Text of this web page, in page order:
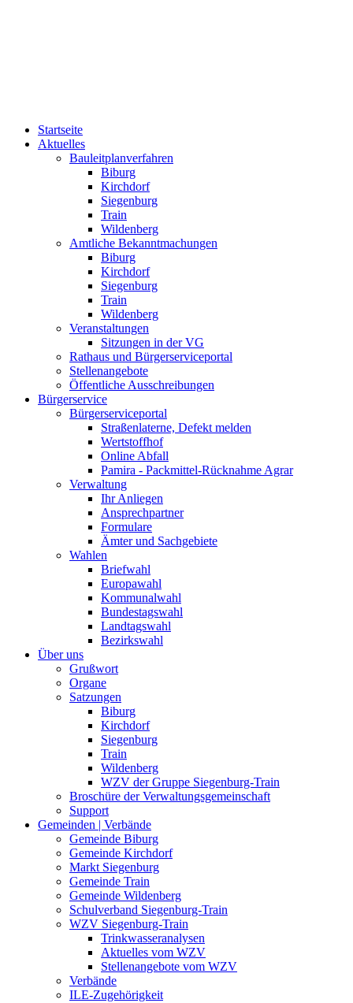
Startseite
Aktuelles
Bauleitplanverfahren
Biburg
Kirchdorf
Siegenburg
Train
Wildenberg
Amtliche Bekanntmachungen
Biburg
Kirchdorf
Siegenburg
Train
Wildenberg
Veranstaltungen
Sitzungen in der VG
Rathaus und Bürgerserviceportal
Stellenangebote
Öffentliche Ausschreibungen
Bürgerservice
Bürgerserviceportal
Straßenlaterne, Defekt melden
Wertstoffhof
Online Abfall
Pamira - Packmittel-Rücknahme Agrar
Verwaltung
Ihr Anliegen
Ansprechpartner
Formulare
Ämter und Sachgebiete
Wahlen
Briefwahl
Europawahl
Kommunalwahl
Bundestagswahl
Landtagswahl
Bezirkswahl
Über uns
Grußwort
Organe
Satzungen
Biburg
Kirchdorf
Siegenburg
Train
Wildenberg
WZV der Gruppe Siegenburg-Train
Broschüre der Verwaltungsgemeinschaft
Support
Gemeinden | Verbände
Gemeinde Biburg
Gemeinde Kirchdorf
Markt Siegenburg
Gemeinde Train
Gemeinde Wildenberg
Schulverband Siegenburg-Train
WZV Siegenburg-Train
Trinkwasseranalysen
Aktuelles vom WZV
Stellenangebote vom WZV
Verbände
ILE-Zugehörigkeit